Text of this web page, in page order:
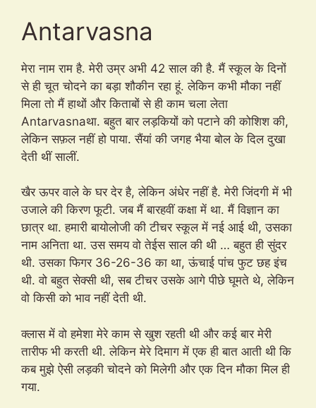
Antarvasna
मेरा नाम राम है. मेरी उम्र अभी 42 साल की है. मैं स्कूल के दिनों
से ही चूत चोदने का बड़ा शौकीन रहा हूं. लेकिन कभी मौका नहीं
मिला तो मैं हाथों और किताबों से ही काम चला लेता
Antarvasnaथा. बहुत बार लड़कियों को पटाने की कोशिश की,
लेकिन सफ़ल नहीं हो पाया. सैंयां की जगह भैया बोल के दिल दुखा
देती थीं सालीं.
खैर ऊपर वाले के घर देर है, लेकिन अंधेर नहीं है. मेरी जिंदगी में भी
उजाले की किरण फूटी. जब मैं बारहवीं कक्षा में था. मैं विज्ञान का
छात्र था. हमारी बायोलोजी की टीचर स्कूल में नई आई थी, उसका
नाम अनिता था. उस समय वो तेईस साल की थी … बहुत ही सुंदर
थी. उसका फिगर 36-26-36 का था, ऊंचाई पांच फुट छह इंच
थी. वो बहुत सेक्सी थी, सब टीचर उसके आगे पीछे घूमते थे, लेकिन
वो किसी को भाव नहीं देती थी.
क्लास में वो हमेशा मेरे काम से खुश रहती थी और कई बार मेरी
तारीफ भी करती थी. लेकिन मेरे दिमाग में एक ही बात आती थी कि
कब मुझे ऐसी लड़की चोदने को मिलेगी और एक दिन मौका मिल ही
गया.